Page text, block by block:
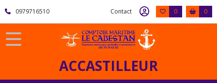
0979716510 Contact 0 0
ACCASTILLEUR